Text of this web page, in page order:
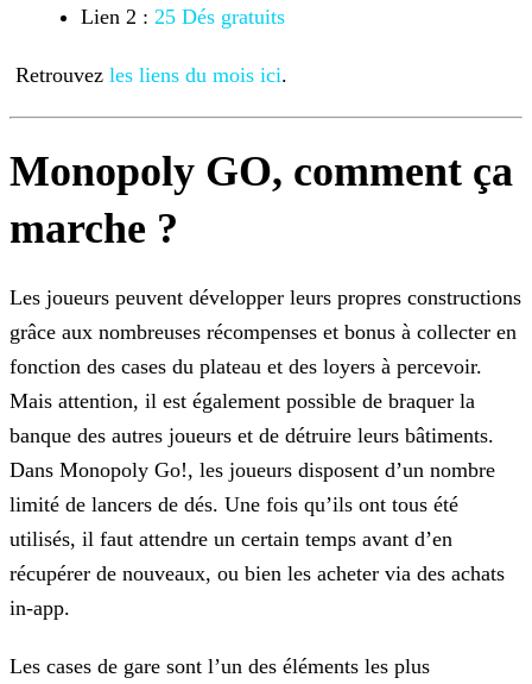
Lien 2 : 25 Dés gratuits
Retrouvez les liens du mois ici.
Monopoly GO, comment ça
marche ?
Les joueurs peuvent développer leurs propres constructions
grâce aux nombreuses récompenses et bonus à collecter en
fonction des cases du plateau et des loyers à percevoir.
Mais attention, il est également possible de braquer la
banque des autres joueurs et de détruire leurs bâtiments.
Dans Monopoly Go!, les joueurs disposent d’un nombre
limité de lancers de dés. Une fois qu’ils ont tous été
utilisés, il faut attendre un certain temps avant d’en
récupérer de nouveaux, ou bien les acheter via des achats
in-app.
Les cases de gare sont l’un des éléments les plus